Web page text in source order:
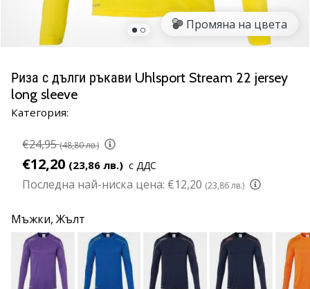
марка
Имате
страст
като
нас?
се
като
амбасадор
на
11. 8. 2022
•
1 мин. четене
Промяна на цвета
Риза с дълги ръкави Uhlsport Stream 22 jersey
long sleeve
Категория:
€24,95 (48,80 лв.)
€12,20 (23,86 лв.) с ДДС
Последна най-ниска цена: €12,20 (23,86 лв.)
Мъжки, Жълт